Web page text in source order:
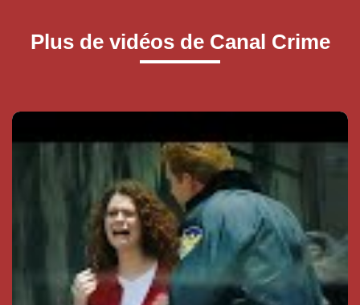
Plus de vidéos de Canal Crime